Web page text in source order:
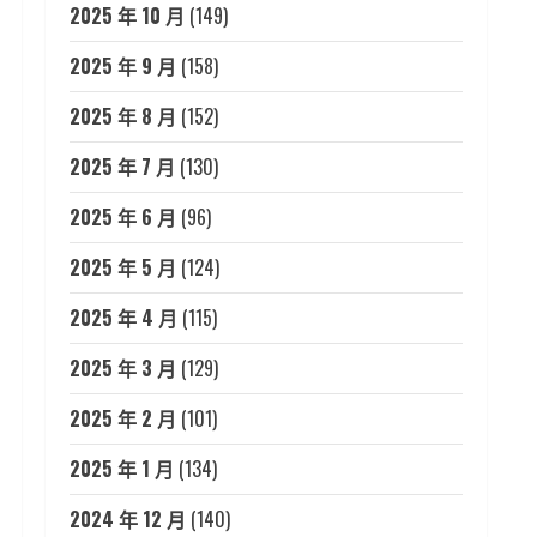
2025 年 10 月 (149)
2025 年 9 月 (158)
2025 年 8 月 (152)
2025 年 7 月 (130)
2025 年 6 月 (96)
2025 年 5 月 (124)
2025 年 4 月 (115)
2025 年 3 月 (129)
2025 年 2 月 (101)
2025 年 1 月 (134)
2024 年 12 月 (140)